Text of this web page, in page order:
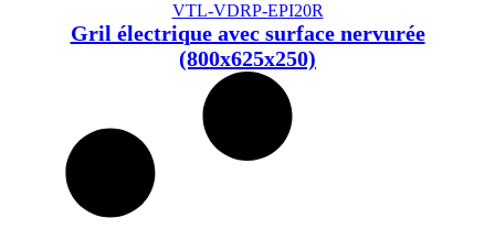
VTL-VDRP-EPI20R
Gril électrique avec surface nervurée
(800x625x250)